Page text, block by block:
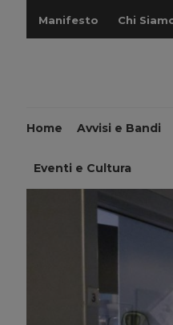
Manifesto Chi
Home Avvisi e Bandi
Eventi e Cultura